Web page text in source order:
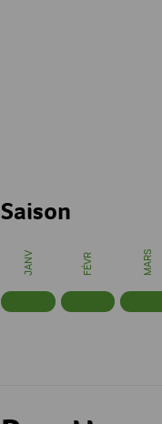
Saison
JANV FÉVR MARS